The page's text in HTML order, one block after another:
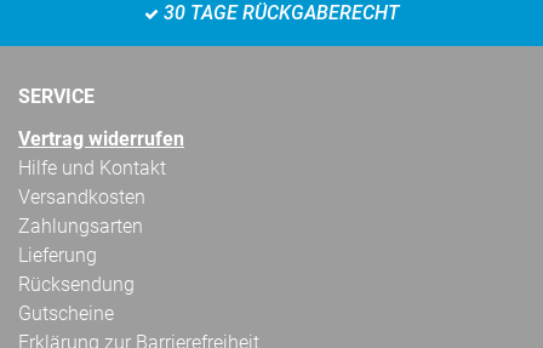
30 TAGE RÜCKGABERECHT
SERVICE
Vertrag widerrufen
Hilfe und Kontakt
Versandkosten
Zahlungsarten
Lieferung
Rücksendung
Gutscheine
Erklärung zur Barrierefreiheit